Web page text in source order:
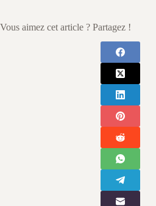
Vous aimez cet article ? Partagez !